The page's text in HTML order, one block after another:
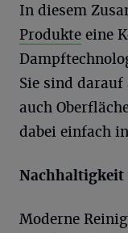
In diesem
Produkte eine
Sie sind
auch
dabei einfach
Nachhaltigkeit
Moderne